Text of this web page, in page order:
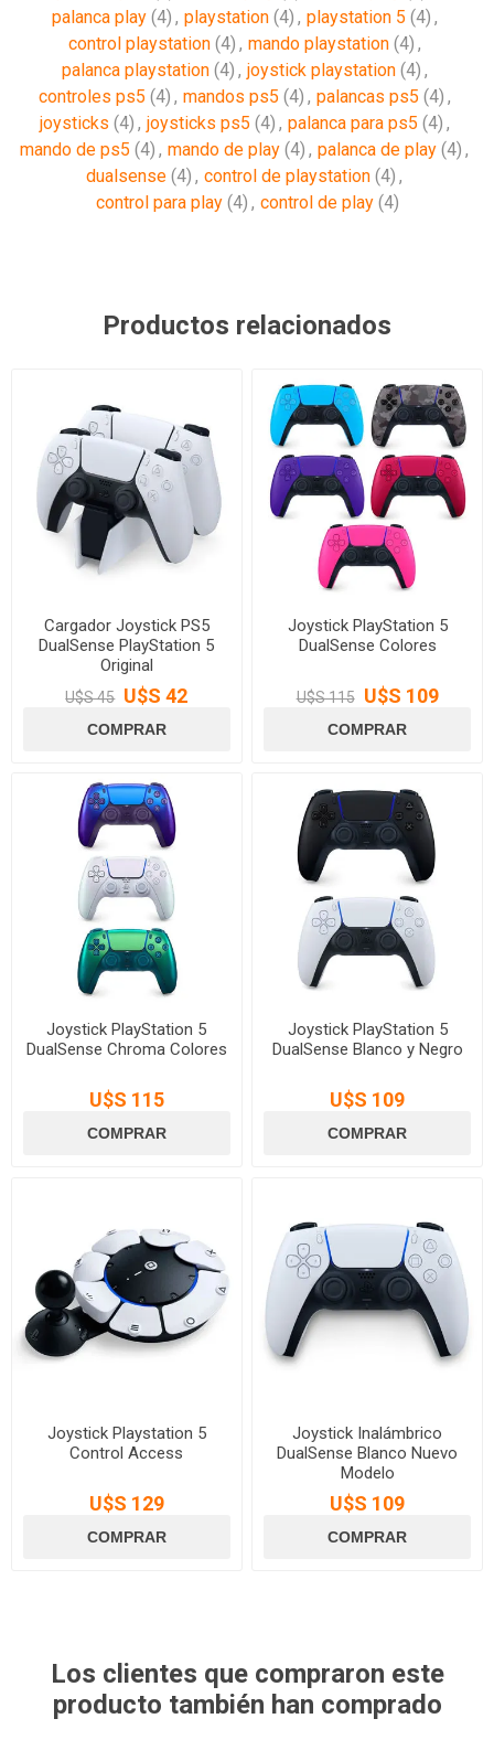
palanca play (4) , playstation (4) , playstation 5 (4) ,
control playstation (4) , mando playstation (4) ,
palanca playstation (4) , joystick playstation (4) ,
controles ps5 (4) , mandos ps5 (4) , palancas ps5 (4) ,
joysticks (4) , joysticks ps5 (4) , palanca para ps5 (4) ,
mando de ps5 (4) , mando de play (4) , palanca de play (4) ,
dualsense (4) , control de playstation (4) ,
control para play (4) , control de play (4)
Productos relacionados
Cargador Joystick PS5
DualSense PlayStation 5
Original
U$S 45 U$S 42
Joystick PlayStation 5
DualSense Colores
U$S 115 U$S 109
Joystick PlayStation 5
DualSense Chroma Colores
U$S 115
Joystick PlayStation 5
DualSense Blanco y Negro
U$S 109
Joystick Playstation 5
Control Access
U$S 129
Joystick Inalámbrico
DualSense Blanco Nuevo
Modelo
U$S 109
Los clientes que compraron este
producto también han comprado